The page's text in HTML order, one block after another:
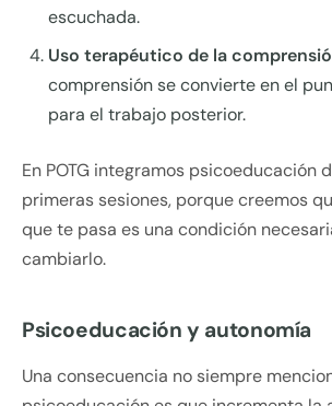
escuchada.
Uso terapéutico de la
comprensión se convierte en el
para el trabajo posterior.
En POTG integramos psicoeducación
primeras sesiones, porque creemos
que te pasa es una condición
cambiarlo.
Psicoeducación y autonomía
Una consecuencia no siempre